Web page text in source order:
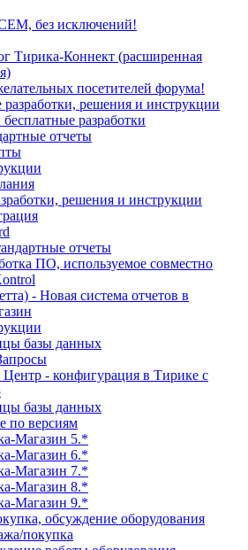
без исключений!
Тирика-Коннект (расширенная
посетителей форума!
разработки, решения и инструкции
разработки
отчеты
решения и инструкции
отчеты
ПО, используемое совместно
- Новая система отчетов в
базы данных
- конфигурация в Тирике с
базы данных
по версиям
Магазин 5.*
Магазин 6.*
Магазин 7.*
Магазин 8.*
Магазин 9.*
обсуждение оборудования
покупка